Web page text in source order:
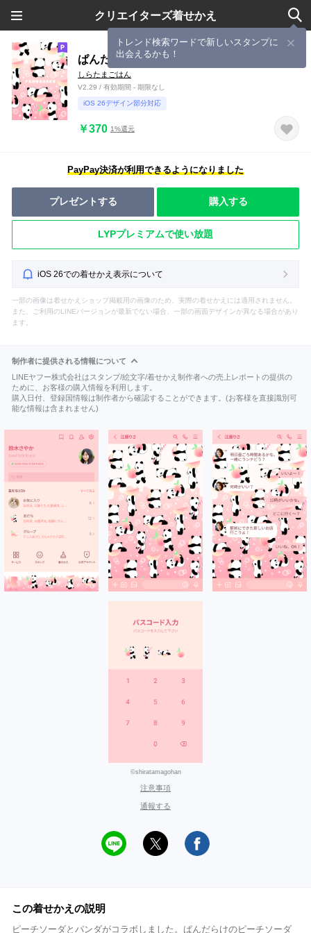
クリエイターズ着せかえ
トレンド検索ワードで新しいスタンプに
出会えるかも！
ぱんだらけ（ver.ピーチソーダ味）
しらたまごはん
V2.29 / 有効期間 - 期限なし
iOS 26デザイン部分対応
￥370 1%還元
PayPay決済が利用できるようになりました
プレゼントする 購入する
LYPプレミアムで使い放題
iOS 26での着せかえ表示について
一部の画像は着せかえショップ掲載用の画像のため、実際の着せかえには適用されません。
また、ご利用のLINEバージョンが最新でない場合、一部の画面デザインが異なる場合があり
ます。
制作者に提供される情報について
LINEヤフー株式会社はスタンプ/絵文字/着せかえ制作者への売上レポートの提供の
ために、お客様の購入情報を利用します。
購入日付、登録国情報は制作者から確認することができます。(お客様を直接識別可
能な情報は含まれません)
©shiratamagohan
注意事項
通報する
この着せかえの説明
ピーチソーダとパンダがコラボしました。ぱんだらけのピーチソーダ